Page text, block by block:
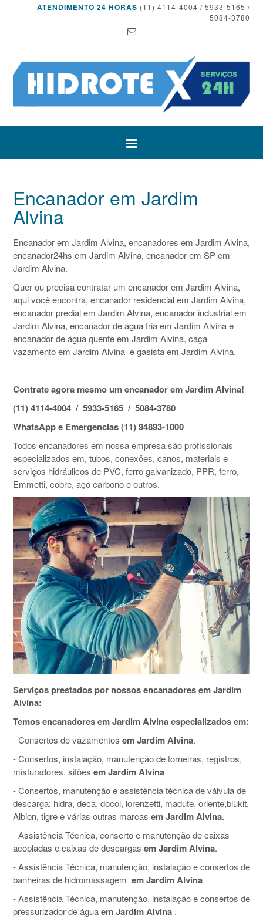
ATENDIMENTO 24 HORAS (11) 4114-4004 / 5933-5165 /
5084-3780
Encanador em Jardim
Alvina
Encanador em Jardim Alvina, encanadores em Jardim Alvina,
encanador24hs em Jardim Alvina, encanador em SP em
Jardim Alvina.
Quer ou precisa contratar um encanador em Jardim Alvina,
aqui você encontra, encanador residencial em Jardim Alvina,
encanador predial em Jardim Alvina, encanador industrial em
Jardim Alvina, encanador de água fria em Jardim Alvina e
encanador de água quente em Jardim Alvina, caça
vazamento em Jardim Alvina e gasista em Jardim Alvina.
Contrate agora mesmo um encanador em Jardim Alvina!
(11) 4114-4004 / 5933-5165 / 5084-3780
WhatsApp e Emergencias (11) 94893-1000
Todos encanadores em nossa empresa são profissionais
especializados em, tubos, conexões, canos, materiais e
serviços hidráulicos de PVC, ferro galvanizado, PPR, ferro,
Emmetti, cobre, aço carbono e outros.
Serviços prestados por nossos encanadores em Jardim
Alvina:
Temos encanadores em Jardim Alvina especializados em:
- Consertos de vazamentos em Jardim Alvina.
- Consertos, instalação, manutenção de torneiras, registros,
misturadores, sifões em Jardim Alvina
- Consertos, manutenção e assistência técnica de válvula de
descarga: hidra, deca, docol, lorenzetti, madute, oriente,blukit,
Albion, tigre e várias outras marcas em Jardim Alvina.
- Assistência Técnica, conserto e manutenção de caixas
acopladas e caixas de descargas em Jardim Alvina.
- Assistência Técnica, manutenção, instalação e consertos de
banheiras de hidromassagem em Jardim Alvina
- Assistência Técnica, manutenção, instalação e consertos de
pressurizador de águaem Jardim Alvina .